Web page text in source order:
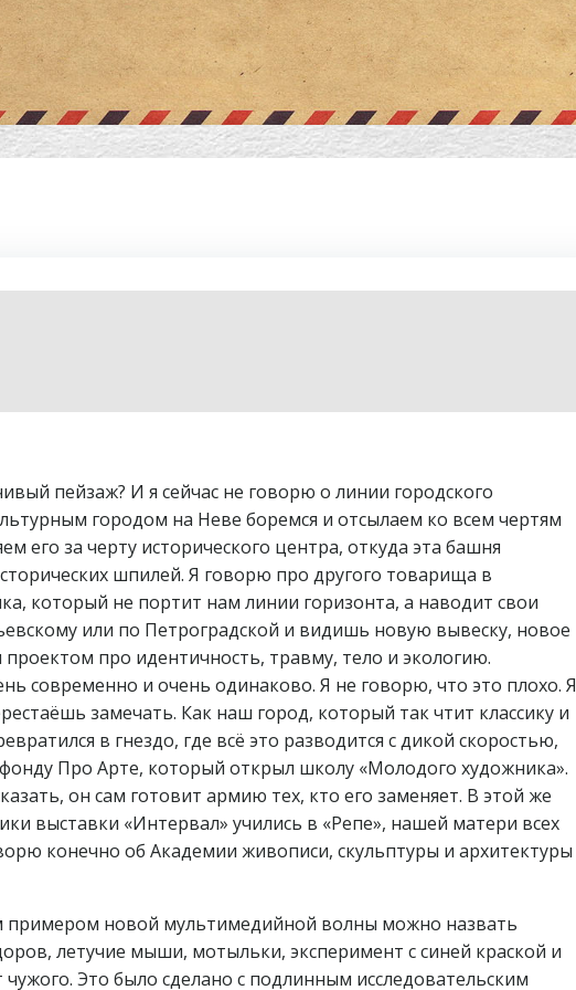
пейзаж? И я сейчас не говорю о линии городского
городом на Неве боремся и отсылаем ко всем чертям
его за черту исторического центра, откуда эта башня
шпилей. Я говорю про другого товарища в
который не портит нам линии горизонта, а наводит свои
или по Петроградской и видишь новую вывеску, новое
про идентичность, травму, тело и экологию.
современно и очень одинаково. Я не говорю, что это плохо. Я
замечать. Как наш город, который так чтит классику и
в гнездо, где всё это разводится с дикой скоростью,
Про Арте, который открыл школу «Молодого художника».
он сам готовит армию тех, кто его заменяет. В этой же
выставки «Интервал» учились в «Репе», нашей матери всех
конечно об Академии живописи, скульптуры и архитектуры
новой мультимедийной волны можно назвать
летучие мыши, мотыльки, эксперимент с синей краской и
Это было сделано с подлинным исследовательским